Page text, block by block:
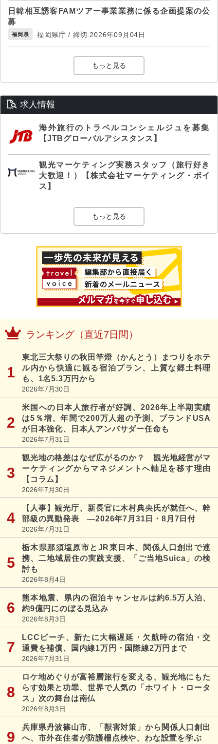
日韓相互誘客FAMツアー事業業務に係る企画提案の公
募
福岡県 福岡県庁 / 締切:2026年09月04日
もっと見る
求人情報
海外旅行のトラベルコンシェルジュを募集
【JTBグローバルアシスタンス】
観光マーケティング実務スタッフ（旅行好き
大歓迎！）【株式会社マーケティング・ボイ
ス】
もっと見る
ランキング（直近7日間）
東北三大祭りの秋田竿燈（かんとう）まつりをホテ
ル内から快適に観る宿泊プラン、上質な郷土料理
も、1名5.3万円から
2026年7月30日
米国への日本人旅行者が好調、2026年上半期実績
は5％増、年間で200万人超の予測、ブランドUSA
が日本強化、日本人アンバサダー任命も
2026年7月31日
観光地の格差はなぜ広がるのか？ 観光地経営がマ
ーケティングからマネジメントへ軸足を移す理由
【コラム】
2026年7月30日
【人事】観光庁、新長官に木村典央氏が就任へ、幹
部級の異動発表 ―2026年7月31日・8月7日付
2026年7月31日
栃木県那須塩原市とJR東日本、関係人口創出で連
携、二地域居住の実践支援、「ご当地Suica」の検
討も
2026年8月4日
熊本地震、県内の宿泊キャンセルは約6.5万人泊、
約9億円にのぼる見込み
2026年8月3日
LCCピーチ、新たに大幅遅延・欠航時の宿泊・交
通費を補償、国内線1万円・国際線2万円まで
2026年7月31日
ロケ地めぐりが富裕層旅行を変える、観光地にもた
らす効果と功罪、世界で人気の「ホワイト・ロータ
ス」次の舞台は南仏
2026年8月3日
兵庫県丹波篠山市、「獣害対策」から関係人口創出
へ、市外在住者が防護柵点検や、わな設置を学ぶ